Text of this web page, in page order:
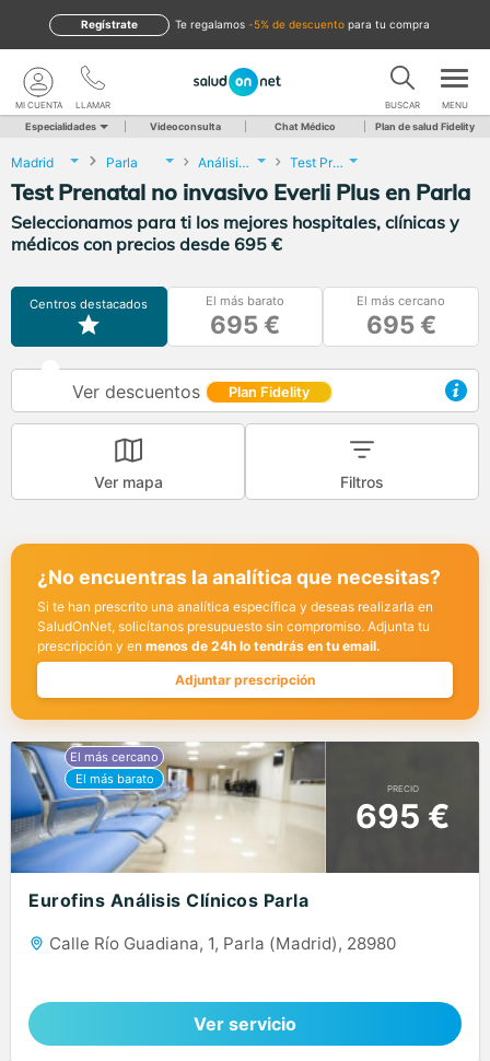
te regalamos -5% de descuento para tu compra
Regístrate
LLAMAR
MI CUENTA BUSCAR MENU
Especialidades Videoconsulta Chat Médico Plan de salud Fidelity
Madrid Parla Análisis Clínicos Test Prenatal no invasivo Everli Plus
Test Prenatal no invasivo Everli Plus en Parla
Seleccionamos para ti los mejores hospitales, clínicas y
médicos con precios desde 695 €
Centros destacados El más barato
695 €
El más cercano
695 €
Ver descuentos Plan Fidelity
Ver mapa Filtros
¿No encuentras la analítica que necesitas?
Si te han prescrito una analítica específica y deseas realizarla en
SaludOnNet, solicítanos presupuesto sin compromiso. Adjunta tu
prescripción y en menos de 24h lo tendrás en tu email.
Adjuntar prescripción
PRECIO
695 €
Eurofins Análisis Clínicos Parla
Calle Río Guadiana, 1, Parla (Madrid), 28980
Ver servicio